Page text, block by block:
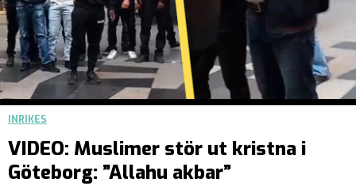
INRIKES
VIDEO: Muslimer stör ut kristna i
Göteborg: ”Allahu akbar”